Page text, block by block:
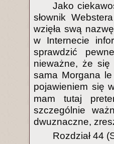
Jako
słownik
wzięła swą
w Internecie
sprawdzić
nieważne, że się
sama Morgana le
pojawieniem się
mam tutaj
szczególnie
dwuznaczne,
Rozdział 44